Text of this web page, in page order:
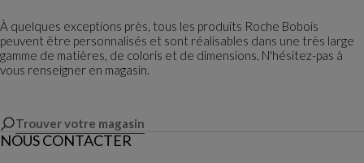
À quelques exceptions près, tous les produits Roche Bobois
peuvent être personnalisés et sont réalisables dans une très large
gamme de matières, de coloris et de dimensions. N'hésitez-pas à
vous renseigner en magasin.
Trouver votre magasin
NOUS CONTACTER